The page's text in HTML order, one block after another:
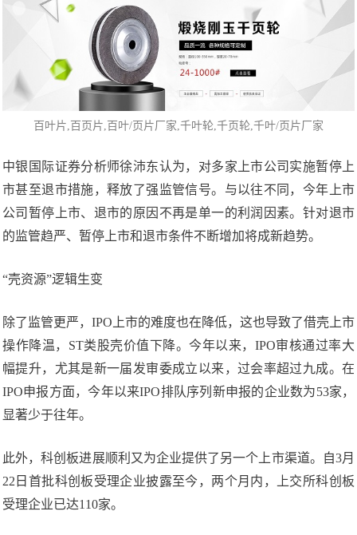
百叶片 ,百页片, 百叶/页片厂家 ,千叶轮,千页轮,千叶/页片厂家
中银国际证券分析师徐沛东认为，对多家上市公司实施暂停上
市甚至退市措施，释放了强监管信号。与以往不同，今年上市
公司暂停上市、退市的原因不再是单一的利润因素。针对退市
的监管趋严、暂停上市和退市条件不断增加将成新趋势。
“壳资源”逻辑生变
除了监管更严，IPO上市的难度也在降低，这也导致了借壳上市
操作降温，ST类股壳价值下降。今年以来，IPO审核通过率大
幅提升，尤其是新一届发审委成立以来，过会率超过九成。在
IPO申报方面，今年以来IPO排队序列新申报的企业数为53家，
显著少于往年。
此外，科创板进展顺利又为企业提供了另一个上市渠道。自3月
22日首批科创板受理企业披露至今，两个月内，上交所科创板
受理企业已达110家。